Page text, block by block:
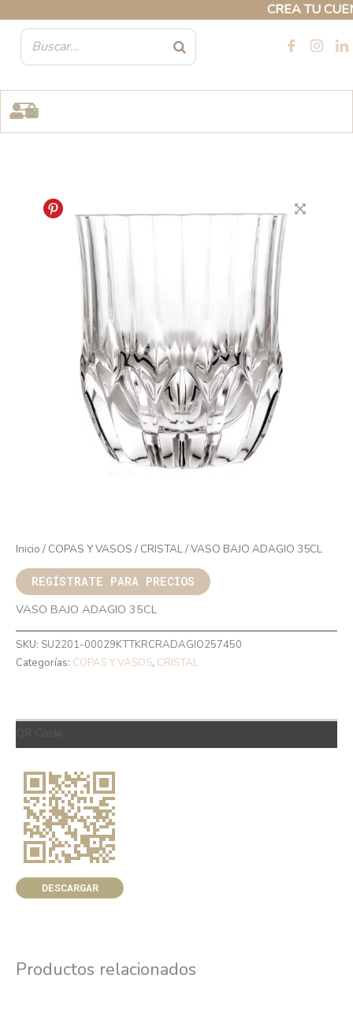
CREA TU
contenido
Inicio / COPAS Y VASOS / CRISTAL/ VASO BAJO ADAGIO 35CL
REGÍSTRATE PARA PRECIOS
VASO BAJO ADAGIO 35CL
SKU: SU2201-00029KTTKRCRADAGIO257450
Categorías: COPAS Y VASOS, CRISTAL
DESCARGAR
Productos relacionados